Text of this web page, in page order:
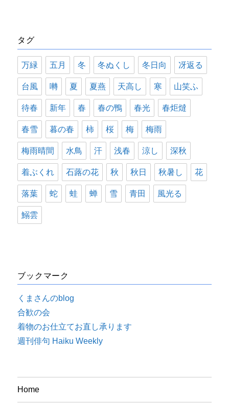
ー
タグ
万緑 五月 冬 冬ぬくし 冬日向 冴返る
台風 囀 夏 夏燕 天高し 寒 山笑ふ
待春 新年 春 春の鴨 春光 春炬燵
春雪 暮の春 柿 桜 梅 梅雨
梅雨晴間 水鳥 汗 浅春 涼し 深秋
着ぶくれ 石蕗の花 秋 秋日 秋暑し 花
落葉 蛇 蛙 蝉 雪 青田 風光る
鰯雲
ブックマーク
くまさんのblog
合歓の会
着物のお仕立てお直し承ります
週刊俳句 Haiku Weekly
Home